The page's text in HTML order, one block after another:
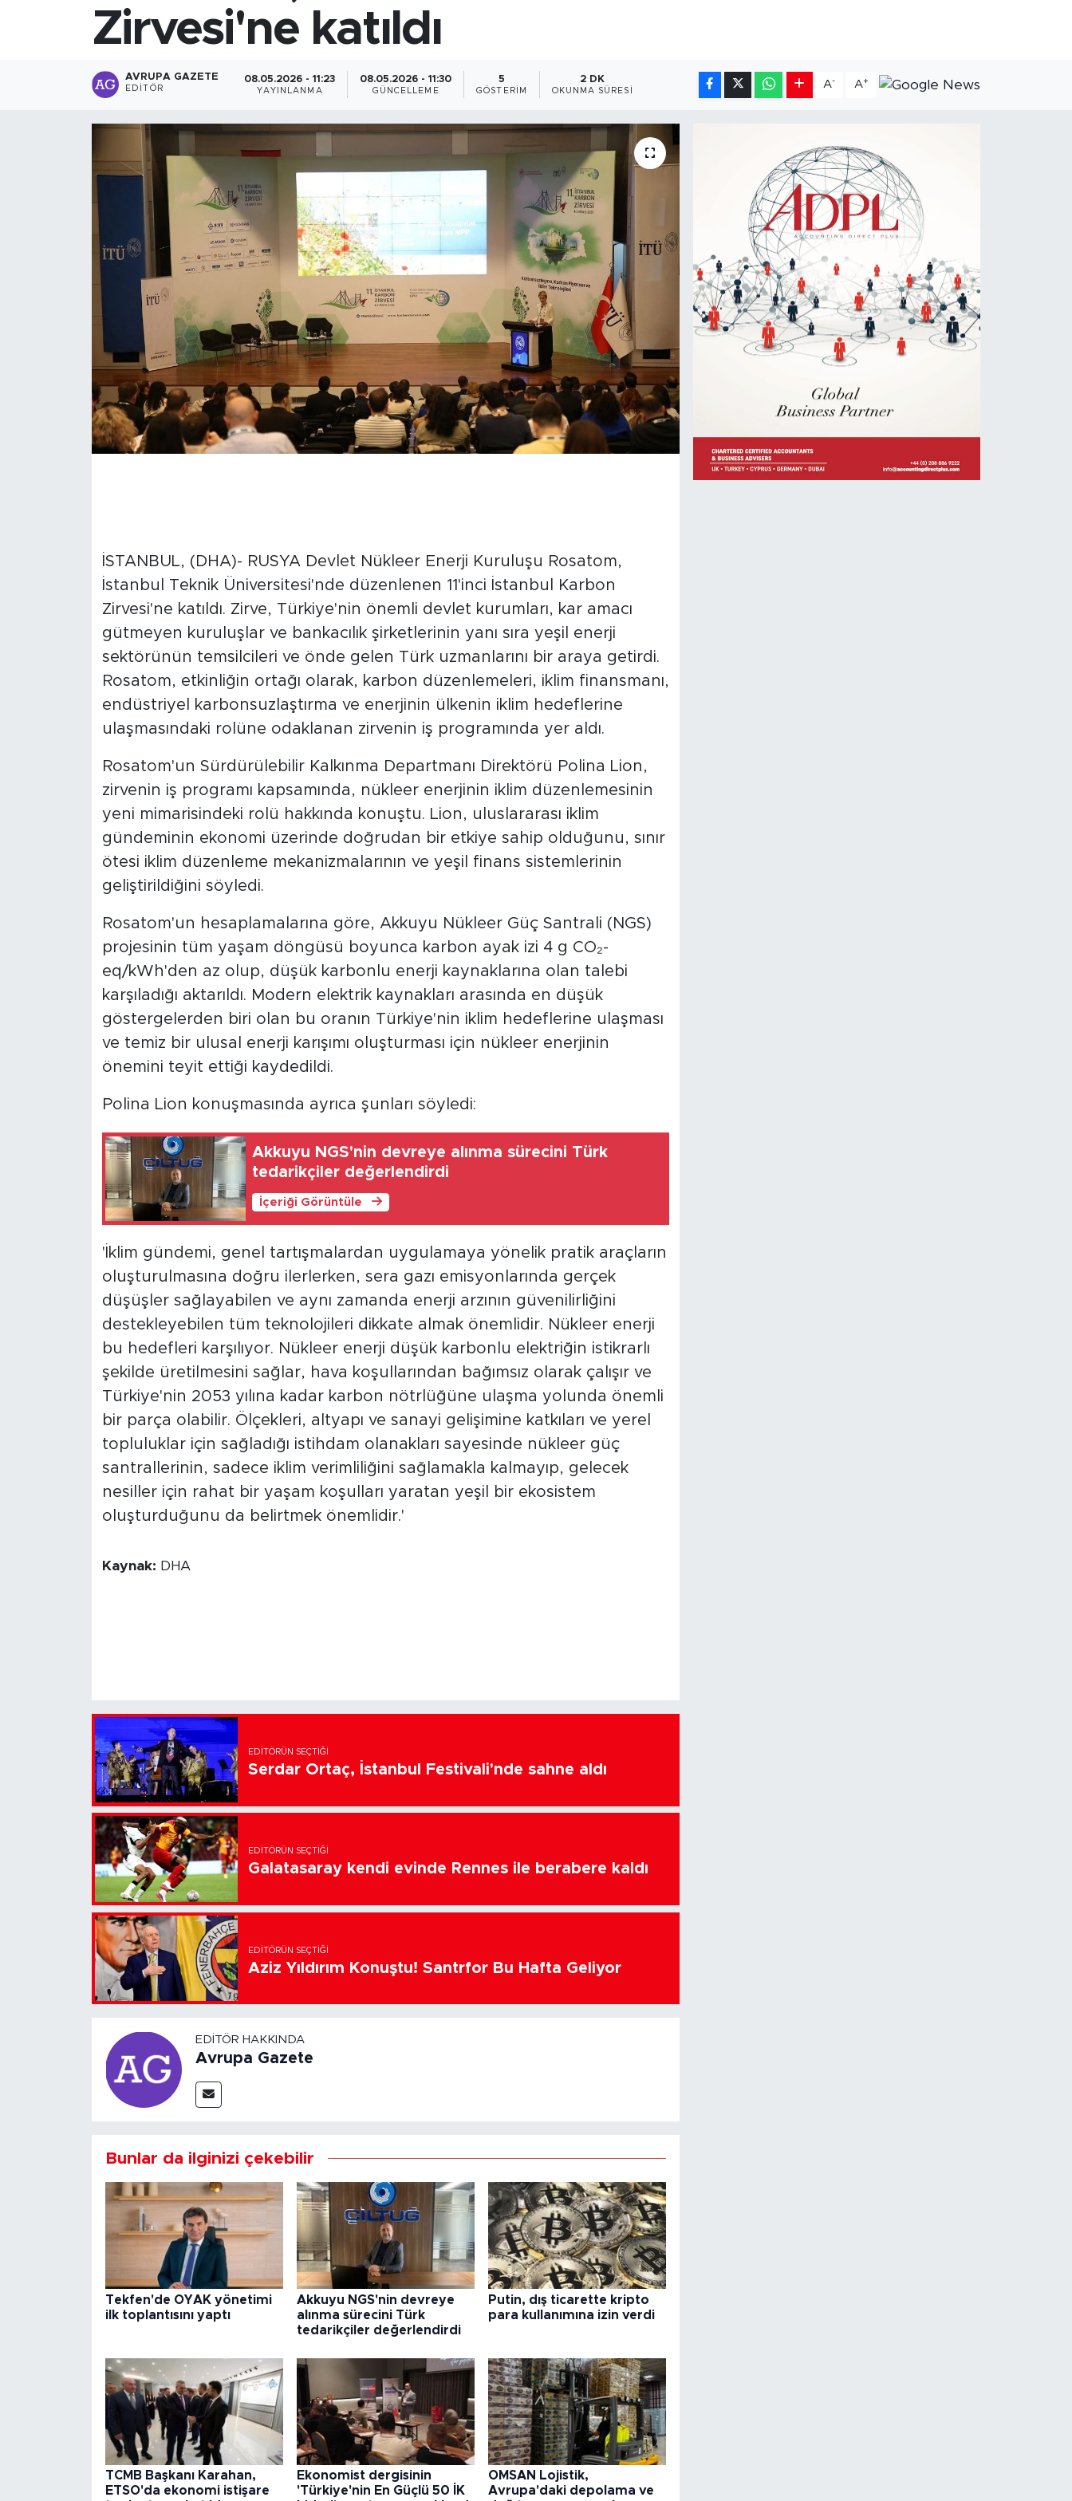
Zirvesi'ne katıldı
AVRUPA GAZETE
EDITÖR
08.05.2026 - 11:23
YAYINLANMA
08.05.2026 - 11:30
GÜNCELLEME
5
GÖSTERIM
2 DK
OKUNMA SÜRESI
A- A+
İSTANBUL, (DHA)- RUSYA Devlet Nükleer Enerji Kuruluşu Rosatom,
İstanbul Teknik Üniversitesi'nde düzenlenen 11'inci İstanbul Karbon
Zirvesi'ne katıldı. Zirve, Türkiye'nin önemli devlet kurumları, kar amacı
gütmeyen kuruluşlar ve bankacılık şirketlerinin yanı sıra yeşil enerji
sektörünün temsilcileri ve önde gelen Türk uzmanlarını bir araya getirdi.
Rosatom, etkinliğin ortağı olarak, karbon düzenlemeleri, iklim finansmanı,
endüstriyel karbonsuzlaştırma ve enerjinin ülkenin iklim hedeflerine
ulaşmasındaki rolüne odaklanan zirvenin iş programında yer aldı.
Rosatom'un Sürdürülebilir Kalkınma Departmanı Direktörü Polina Lion,
zirvenin iş programı kapsamında, nükleer enerjinin iklim düzenlemesinin
yeni mimarisindeki rolü hakkında konuştu. Lion, uluslararası iklim
gündeminin ekonomi üzerinde doğrudan bir etkiye sahip olduğunu, sınır
ötesi iklim düzenleme mekanizmalarının ve yeşil finans sistemlerinin
geliştirildiğini söyledi.
Rosatom'un hesaplamalarına göre, Akkuyu Nükleer Güç Santrali (NGS)
projesinin tüm yaşam döngüsü boyunca karbon ayak izi 4 g CO₂-
eq/kWh'den az olup, düşük karbonlu enerji kaynaklarına olan talebi
karşıladığı aktarıldı. Modern elektrik kaynakları arasında en düşük
göstergelerden biri olan bu oranın Türkiye'nin iklim hedeflerine ulaşması
ve temiz bir ulusal enerji karışımı oluşturması için nükleer enerjinin
önemini teyit ettiği kaydedildi.
Polina Lion konuşmasında ayrıca şunları söyledi:
Akkuyu NGS'nin devreye alınma sürecini Türk
tedarikçiler değerlendirdi
İçeriği Görüntüle
'İklim gündemi, genel tartışmalardan uygulamaya yönelik pratik araçların
oluşturulmasına doğru ilerlerken, sera gazı emisyonlarında gerçek
düşüşler sağlayabilen ve aynı zamanda enerji arzının güvenilirliğini
destekleyebilen tüm teknolojileri dikkate almak önemlidir. Nükleer enerji
bu hedefleri karşılıyor. Nükleer enerji düşük karbonlu elektriğin istikrarlı
şekilde üretilmesini sağlar, hava koşullarından bağımsız olarak çalışır ve
Türkiye'nin 2053 yılına kadar karbon nötrlüğüne ulaşma yolunda önemli
bir parça olabilir. Ölçekleri, altyapı ve sanayi gelişimine katkıları ve yerel
topluluklar için sağladığı istihdam olanakları sayesinde nükleer güç
santrallerinin, sadece iklim verimliliğini sağlamakla kalmayıp, gelecek
nesiller için rahat bir yaşam koşulları yaratan yeşil bir ekosistem
oluşturduğunu da belirtmek önemlidir.'
Kaynak: DHA
EDITÖRÜN SEÇTIĞI
Serdar Ortaç, İstanbul Festivali'nde sahne aldı
EDITÖRÜN SEÇTIĞI
Galatasaray kendi evinde Rennes ile berabere kaldı
EDITÖRÜN SEÇTIĞI
Aziz Yıldırım Konuştu! Santrfor Bu Hafta Geliyor
EDITÖR HAKKINDA
Avrupa Gazete
Bunlar da ilginizi çekebilir
Tekfen'de OYAK yönetimi
ilk toplantısını yaptı
Akkuyu NGS'nin devreye
alınma sürecini Türk
tedarikçiler değerlendirdi
Putin, dış ticarette kripto
para kullanımına izin verdi
TCMB Başkanı Karahan,
ETSO'da ekonomi istişare
Ekonomist dergisinin
'Türkiye'nin En Güçlü 50 İK
OMSAN Lojistik,
Avrupa'daki depolama ve